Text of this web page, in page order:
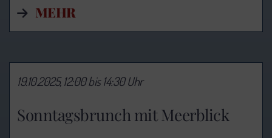
MEHR
Sonntagsbrunch mit Meerblick
19.10.2025, 12:00 bis 14:30 Uhr